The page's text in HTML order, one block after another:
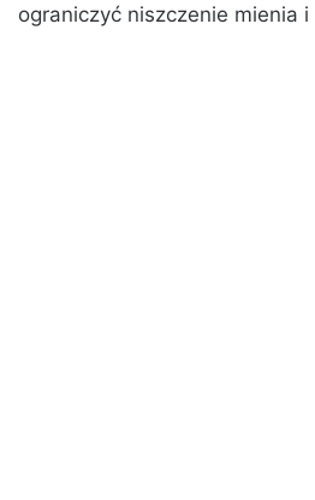
ograniczyć niszczenie mienia